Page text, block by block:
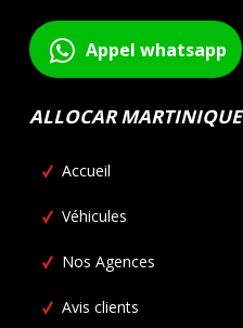
Appel whatsapp
ALLOCAR MARTINIQUE
Accueil
Véhicules
Nos Agences
Avis clients